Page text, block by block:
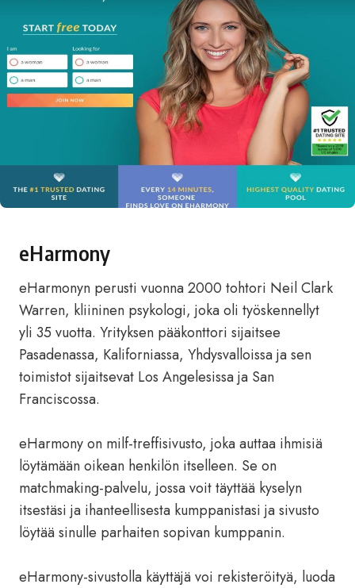
eHarmony
eHarmonyn perusti vuonna 2000 tohtori Neil Clark
Warren, kliininen psykologi, joka oli työskennellyt
yli 35 vuotta. Yrityksen pääkonttori sijaitsee
Pasadenassa, Kaliforniassa, Yhdysvalloissa ja sen
toimistot sijaitsevat Los Angelesissa ja San
Franciscossa.
eHarmony on milf-treffisivusto, joka auttaa ihmisiä
löytämään oikean henkilön itselleen. Se on
matchmaking-palvelu, jossa voit täyttää kyselyn
itsestäsi ja ihanteellisesta kumppanistasi ja sivusto
löytää sinulle parhaiten sopivan kumppanin.
eHarmony-sivustolla käyttäjä voi rekisteröityä, luoda